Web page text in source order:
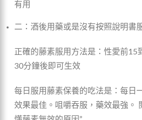
有用
二：酒後用藥或是沒有按照說明書
正確的藤素服用方法是：性愛前15
30分鐘後即可生效
每日服用藤素保養的吃法是：每日
效果最佳。咀嚼吞服，藥效最強。